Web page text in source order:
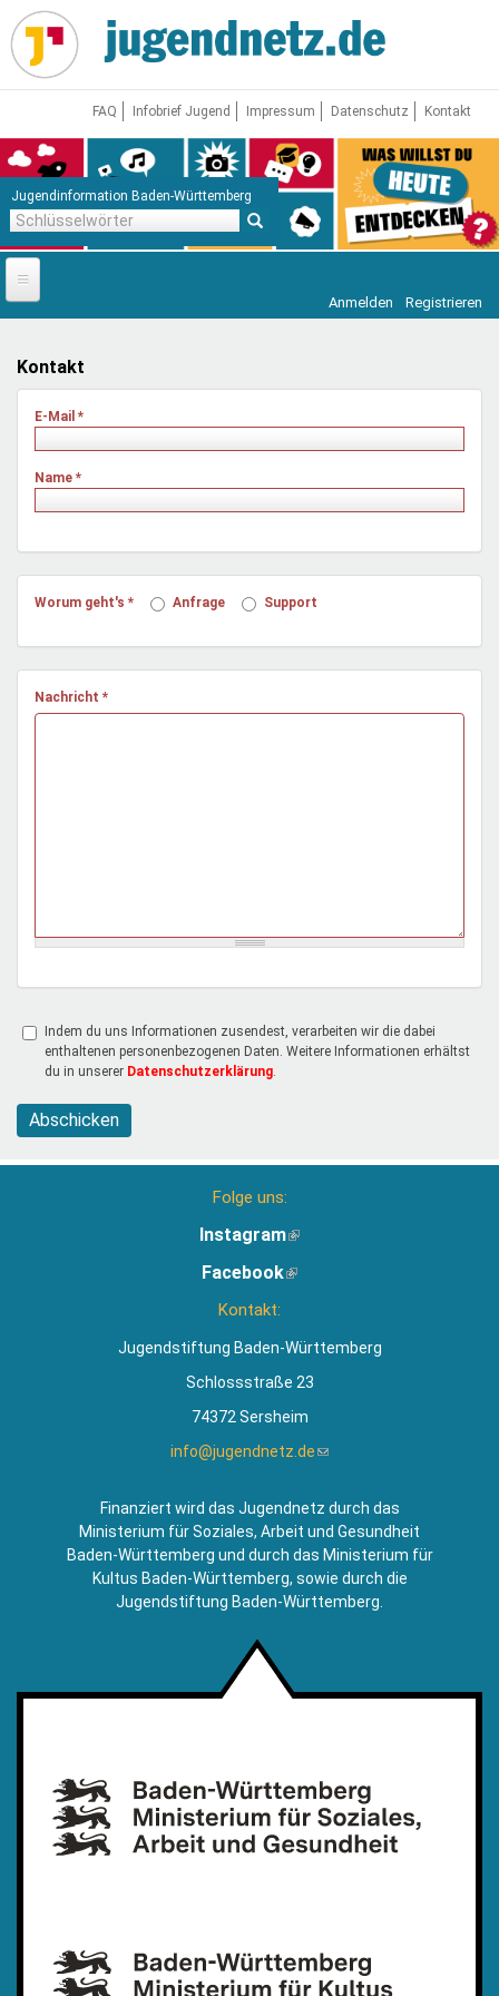
Direkt
zum
Inhalt
FAQ Infobrief Jugend Impressum Datenschutz Kontakt
Jugendinformation Baden-Württemberg
Startseite
News
Jugendnetz
Freizeit & Reisen
Mentoren & Projekte
Demokratie & Beteiligung
Vor Ort
Anmelden Registrieren
Kontakt
E-Mail *
Name *
Worum geht's * Anfrage Support
Nachricht *
Indem du uns Informationen zusendest, verarbeiten wir die dabei
enthaltenen personenbezogenen Daten. Weitere Informationen erhältst
du in unserer Datenschutzerklärung
Abschicken
Folge uns:
Instagram(Link
extern)
Facebook(Link
Kontakt:
Jugendstiftung Baden-Württemberg
Schlossstraße 23
74372 Sersheim
info@jugendnetz.de(Link
Mail)
Finanziert wird das Jugendnetz durch das
Ministerium für Soziales, Arbeit und Gesundheit
Baden-Württemberg und durch das Ministerium für
Kultus Baden-Württemberg, sowie durch die
Jugendstiftung Baden-Württemberg.